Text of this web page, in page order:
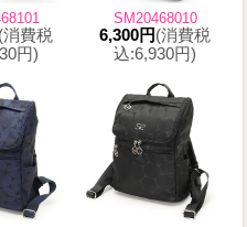
(消費税
円)
SM20468010
6,300円(消費税
込:6,930円)